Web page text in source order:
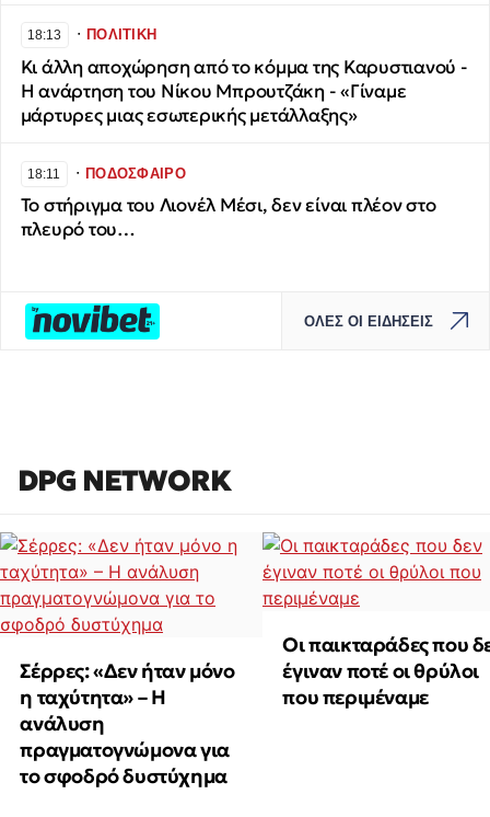
18:13 ∙ΠΟΛΙΤΙΚΗ
Κι άλλη αποχώρηση από το κόμμα της Καρυστιανού -
Η ανάρτηση του Νίκου Μπρουτζάκη - «Γίναμε
μάρτυρες μιας εσωτερικής μετάλλαξης»
18:11 ∙ΠΟΔΟΣΦΑΙΡΟ
Το στήριγμα του Λιονέλ Μέσι, δεν είναι πλέον στο
πλευρό του…
ΟΛΕΣ ΟΙ ΕΙΔΗΣΕΙΣ
DPG NETWORK
Σέρρες: «Δεν ήταν μόνο
η ταχύτητα» – Η
ανάλυση
πραγματογνώμονα για
το σφοδρό δυστύχημα
Οι παικταράδες που
έγιναν ποτέ οι θρύλοι
που περιμέναμε